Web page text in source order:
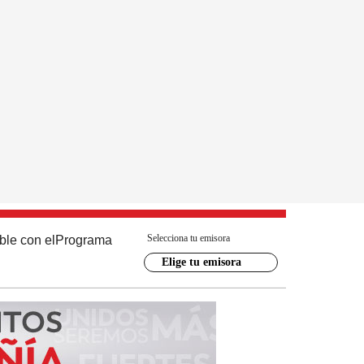
con el Programa Selecciona tu emisora
Elige tu emisora